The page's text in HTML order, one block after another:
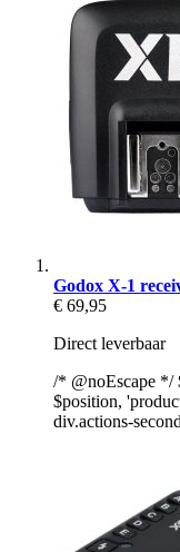
Godox X-1
€ 69,95
Direct leverbaar
/* @noEscape */
$position,
div.actions-